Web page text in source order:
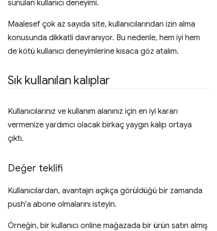
sunulan kullanıcı deneyimi.
Maalesef çok az sayıda site, kullanıcılarından izin alma
konusunda dikkatli davranıyor. Bu nedenle, hem iyi hem
de kötü kullanıcı deneyimlerine kısaca göz atalım.
Sık kullanılan kalıplar
Kullanıcılarınız ve kullanım alanınız için en iyi kararı
vermenize yardımcı olacak birkaç yaygın kalıp ortaya
çıktı.
Değer teklifi
Kullanıcılardan, avantajın açıkça görüldüğü bir zamanda
push'a abone olmalarını isteyin.
Örneğin, bir kullanıcı online mağazada bir ürün satın almış